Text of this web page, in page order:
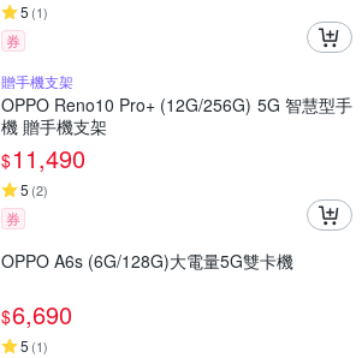
5 (1)
券
贈手機支架
OPPO Reno10 Pro+ (12G/256G) 5G 智慧型手
機 贈手機支架
$11,490
5 (2)
券
OPPO A6s (6G/128G)大電量5G雙卡機
$6,690
5 (1)